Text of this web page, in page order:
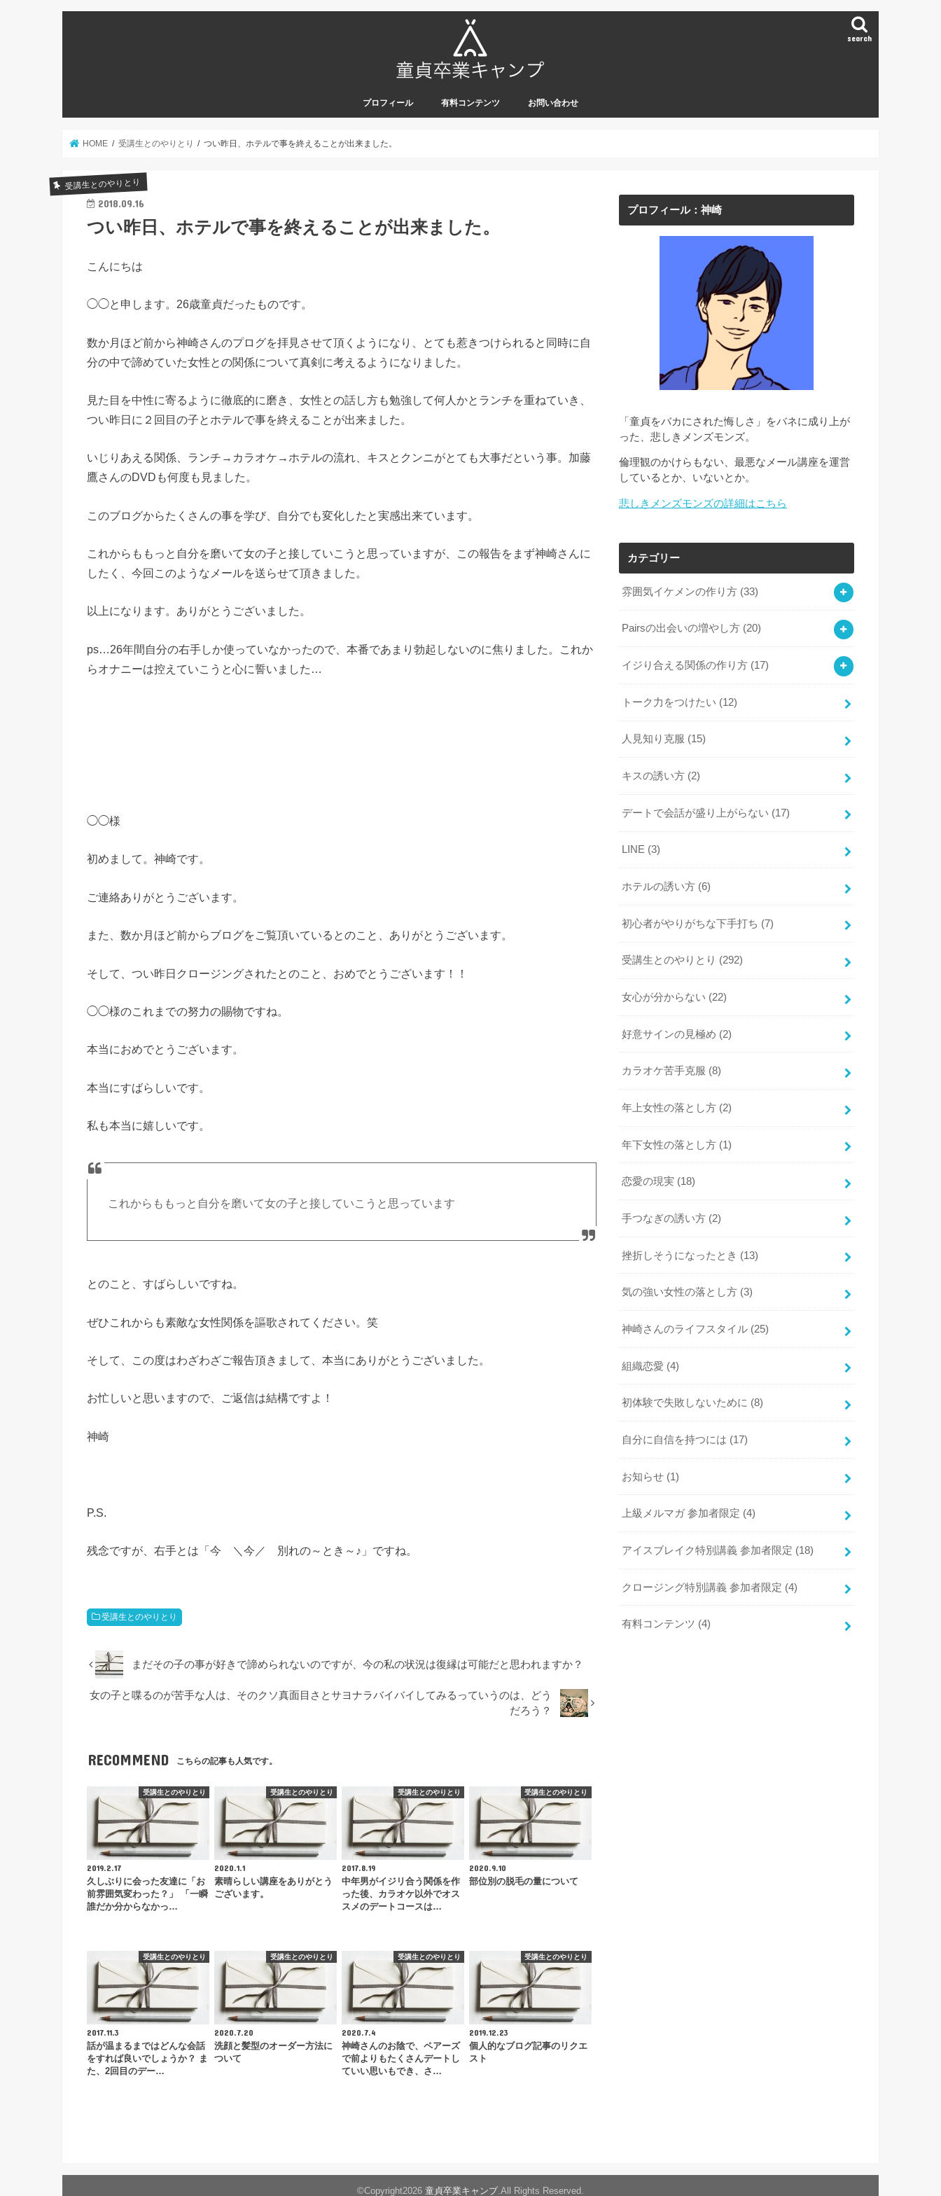
search
プロフィール 有料コンテンツ お問い合わせ
HOME 受講生とのやりとり つい昨日、ホテルで事を終えることが出来ました。
受講生とのやりとり
2018.09.16
つい昨日、ホテルで事を終えることが出来ました。
こんにちは
◯◯と申します。26歳童貞だったものです。
数か月ほど前から神崎さんのプログを拝見させて頂くようになり、とても惹きつけられると同時に自
分の中で諦めていた女性との関係について真剣に考えるようになりました。
見た目を中性に寄るように徹底的に磨き、女性との話し方も勉強して何人かとランチを重ねていき、
つい昨日に２回目の子とホテルで事を終えることが出来ました。
いじりあえる関係、ランチ→カラオケ→ホテルの流れ、キスとクンニがとても大事だという事。加藤
鷹さんのDVDも何度も見ました。
このブログからたくさんの事を学び、自分でも変化したと実感出来ています。
これからももっと自分を磨いて女の子と接していこうと思っていますが、この報告をまず神崎さんに
したく、今回このようなメールを送らせて頂きました。
以上になります。ありがとうございました。
ps…26年間自分の右手しか使っていなかったので、本番であまり勃起しないのに焦りました。これか
らオナニーは控えていこうと心に誓いました…
◯◯様
初めまして。神崎です。
ご連絡ありがとうございます。
また、数か月ほど前からブログをご覧頂いているとのこと、ありがとうございます。
そして、つい昨日クロージングされたとのこと、おめでとうございます！！
◯◯様のこれまでの努力の賜物ですね。
本当におめでとうございます。
本当にすばらしいです。
私も本当に嬉しいです。
これからももっと自分を磨いて女の子と接していこうと思っています
とのこと、すばらしいですね。
ぜひこれからも素敵な女性関係を謳歌されてください。笑
そして、この度はわざわざご報告頂きまして、本当にありがとうございました。
お忙しいと思いますので、ご返信は結構ですよ！
神崎
P.S.
残念ですが、右手とは「今 ＼今／ 別れの～とき～♪」ですね。
受講生とのやりとり
まだその子の事が好きで諦められないのですが、今の私の状況は復縁は可能だと思われますか？
女の子と喋るのが苦手な人は、そのクソ真面目さとサヨナラバイバイしてみるっていうのは、どう
だろう？
RECOMMEND こちらの記事も人気です。
受講生とのやりとり
2019.2.17
久しぶりに会った友達に「お
前雰囲気変わった？」 「一瞬
誰だか分からなかっ…
受講生とのやりとり
2020.1.1
素晴らしい講座をありがとう
ございます。
受講生とのやりとり
2017.8.19
中年男がイジリ合う関係を作
った後、カラオケ以外でオス
スメのデートコースは…
受講生とのやりとり
2020.9.10
部位別の脱毛の量について
受講生とのやりとり
2017.11.3
話が温まるまではどんな会話
をすれば良いでしょうか？ ま
た、2回目のデー…
受講生とのやりとり
2020.7.20
洗顔と髪型のオーダー方法に
ついて
受講生とのやりとり
2020.7.4
神崎さんのお陰で、ペアーズ
で前よりもたくさんデートし
ていい思いもでき、さ…
受講生とのやりとり
2019.12.23
個人的なブログ記事のリクエ
スト
プロフィール：神崎
「童貞をバカにされた悔しさ」をバネに成り上が
った、悲しきメンズモンズ。
倫理観のかけらもない、最悪なメール講座を運営
しているとか、いないとか。
悲しきメンズモンズの詳細はこちら
カテゴリー
雰囲気イケメンの作り方 (33)
Pairsの出会いの増やし方 (20)
イジり合える関係の作り方 (17)
トーク力をつけたい (12)
人見知り克服 (15)
キスの誘い方 (2)
デートで会話が盛り上がらない (17)
LINE (3)
ホテルの誘い方 (6)
初心者がやりがちな下手打ち (7)
受講生とのやりとり (292)
女心が分からない (22)
好意サインの見極め (2)
カラオケ苦手克服 (8)
年上女性の落とし方 (2)
年下女性の落とし方 (1)
恋愛の現実 (18)
手つなぎの誘い方 (2)
挫折しそうになったとき (13)
気の強い女性の落とし方 (3)
神崎さんのライフスタイル (25)
組織恋愛 (4)
初体験で失敗しないために (8)
自分に自信を持つには (17)
お知らせ (1)
上級メルマガ 参加者限定 (4)
アイスブレイク特別講義 参加者限定 (18)
クロージング特別講義 参加者限定 (4)
有料コンテンツ (4)
©Copyright2026 童貞卒業キャンプ.All Rights Reserved.